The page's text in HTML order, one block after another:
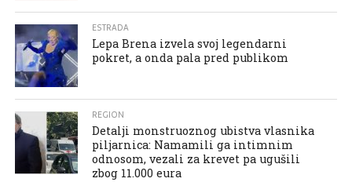
ESTRADA
Lepa Brena izvela svoj legendarni
pokret, a onda pala pred publikom
REGION
Detalji monstruoznog ubistva vlasnika
piljarnica: Namamili ga intimnim
odnosom, vezali za krevet pa ugušili
zbog 11.000 eura